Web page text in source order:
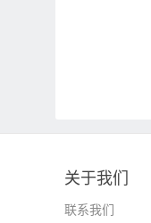
关于我们
联系我们